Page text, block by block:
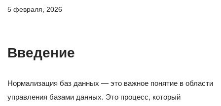
5 февраля, 2026
Введение
Нормализация баз данных — это важное понятие в области
управления базами данных. Это процесс, который